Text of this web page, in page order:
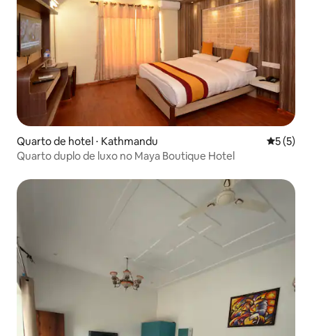
Quarto de hotel ⋅ Kathmandu 5 de
5 (5)
Quarto duplo de luxo no Maya Boutique Hotel